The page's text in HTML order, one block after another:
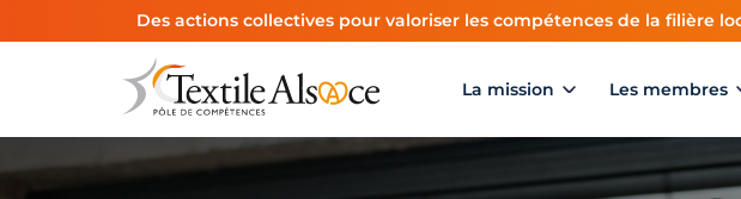
Des actions collectives pour valoriser les compétences de la filière
La mission Les membres
Panneau de gestion des cookies